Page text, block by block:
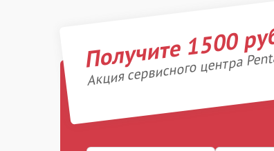
Получите 1500
Акция сервисного центра